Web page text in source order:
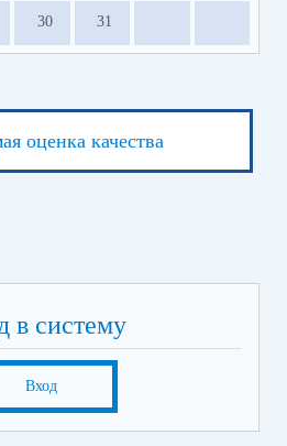
30 31
оценка качества
в систему
Вход